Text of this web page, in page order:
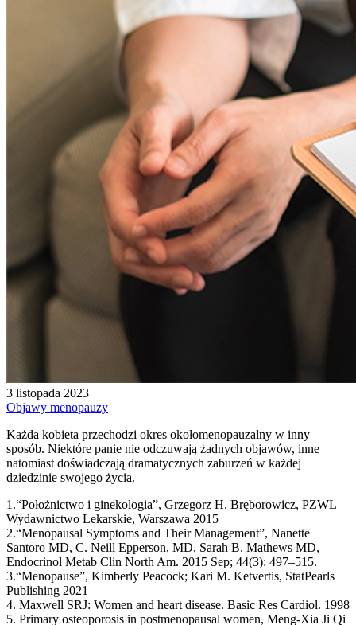
3 listopada 2023
Objawy menopauzy
Każda kobieta przechodzi okres okołomenopauzalny w inny
sposób. Niektóre panie nie odczuwają żadnych objawów, inne
natomiast doświadczają dramatycznych zaburzeń w każdej
dziedzinie swojego życia.
1.“Położnictwo i ginekologia”, Grzegorz H. Bręborowicz, PZWL
Wydawnictwo Lekarskie, Warszawa 2015
2.“Menopausal Symptoms and Their Management”, Nanette
Santoro MD, C. Neill Epperson, MD, Sarah B. Mathews MD,
Endocrinol Metab Clin North Am. 2015 Sep; 44(3): 497–515.
3.“Menopause”, Kimberly Peacock; Kari M. Ketvertis, StatPearls
Publishing 2021
4. Maxwell SRJ: Women and heart disease. Basic Res Cardiol. 1998
5. Primary osteoporosis in postmenopausal women, Meng-Xia Ji Qi